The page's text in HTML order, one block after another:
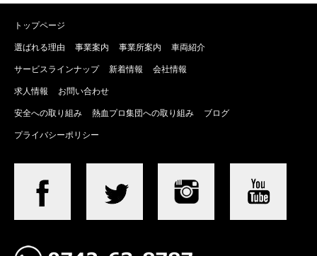
トップページ
選ばれる理由 事業案内 事業所案内 車両紹介
サービスラインナップ 新着情報 会社情報
求人情報 お問い合わせ
安全への取り組み 熱血プロ集団への取り組み ブログ
プライバシーポリシー